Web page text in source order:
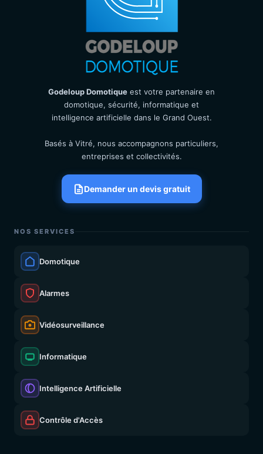
Godeloup Domotique est votre partenaire en
domotique, sécurité, informatique et
intelligence artificielle dans le Grand Ouest.
Basés à Vitré, nous accompagnons particuliers,
entreprises et collectivités.
Demander un devis gratuit
NOS SERVICES
Domotique
Alarmes
Vidéosurveillance
Informatique
Intelligence Artificielle
Contrôle d'Accès